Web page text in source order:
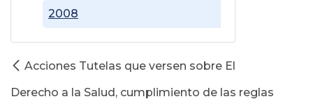
2008
Acciones Tutelas que versen sobre El
Derecho a la Salud, cumplimiento de las reglas